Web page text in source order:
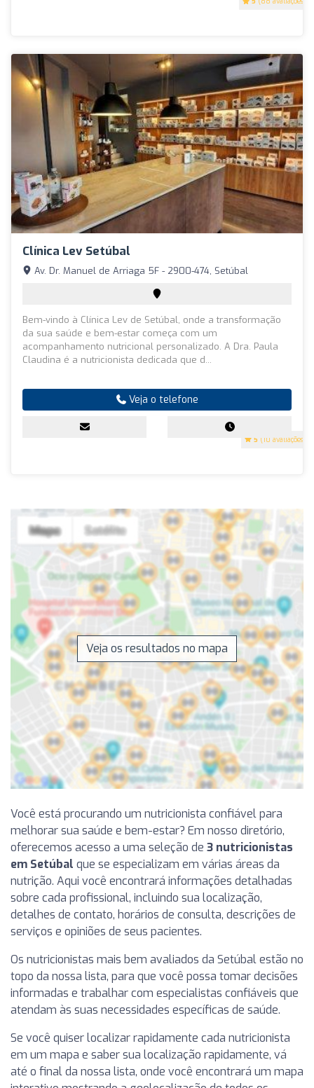
Clínica Lev Setúbal
5 (10 avaliações)
Av. Dr. Manuel de Arriaga 5F - 2900-474, Setúbal
Bem-vindo à Clínica Lev de Setúbal, onde a transformação
da sua saúde e bem-estar começa com um
acompanhamento nutricional personalizado. A Dra. Paula
Claudina é a nutricionista dedicada que d...
Veja o telefone
Veja os resultados no mapa
Você está procurando um nutricionista confiável para
melhorar sua saúde e bem-estar? Em nosso diretório,
oferecemos acesso a uma seleção de 3 nutricionistas
em Setúbal que se especializam em várias áreas da
nutrição. Aqui você encontrará informações detalhadas
sobre cada profissional, incluindo sua localização,
detalhes de contato, horários de consulta, descrições de
serviços e opiniões de seus pacientes.
Os nutricionistas mais bem avaliados da Setúbal estão no
topo da nossa lista, para que você possa tomar decisões
informadas e trabalhar com especialistas confiáveis que
atendam às suas necessidades específicas de saúde.
Se você quiser localizar rapidamente cada nutricionista
em um mapa e saber sua localização rapidamente, vá
até o final da nossa lista, onde você encontrará um mapa